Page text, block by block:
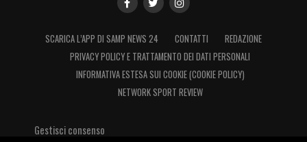
SCARICA L’APP DI SAMP NEWS 24 CONTATTI
REDAZIONE
PRIVACY POLICY E TRATTAMENTO DEI DATI PERSONALI
INFORMATIVA ESTESA SUI COOKIE (COOKIE POLICY)
NETWORK SPORT REVIEW
Gestisci consenso